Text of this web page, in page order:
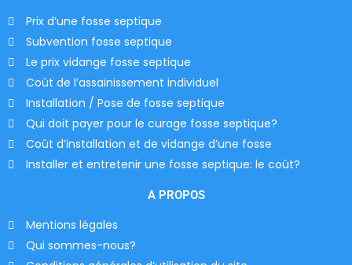
Prix d’une fosse septique
Subvention fosse septique
Le prix vidange fosse septique
Coût de l’assainissement individuel
Installation / Pose de fosse septique
Qui doit payer pour le curage fosse septique?
Coût d’installation et de vidange d’une fosse
Installer et entretenir une fosse septique: le coût?
A PROPOS
Mentions légales
Qui sommes-nous?